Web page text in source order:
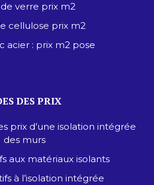
verre prix m2
cellulose prix m2
acier : prix m2 pose
DES PRIX
prix d’une isolation intégrée
des murs
aux matériaux isolants
à l’isolation intégrée